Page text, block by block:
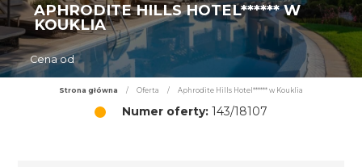
APHRODITE HILLS HOTEL****** W
KOUKLIA
Cena od
Strona główna / Oferta / Aphrodite Hills Hotel****** w Kouklia
Numer oferty: 143/18107